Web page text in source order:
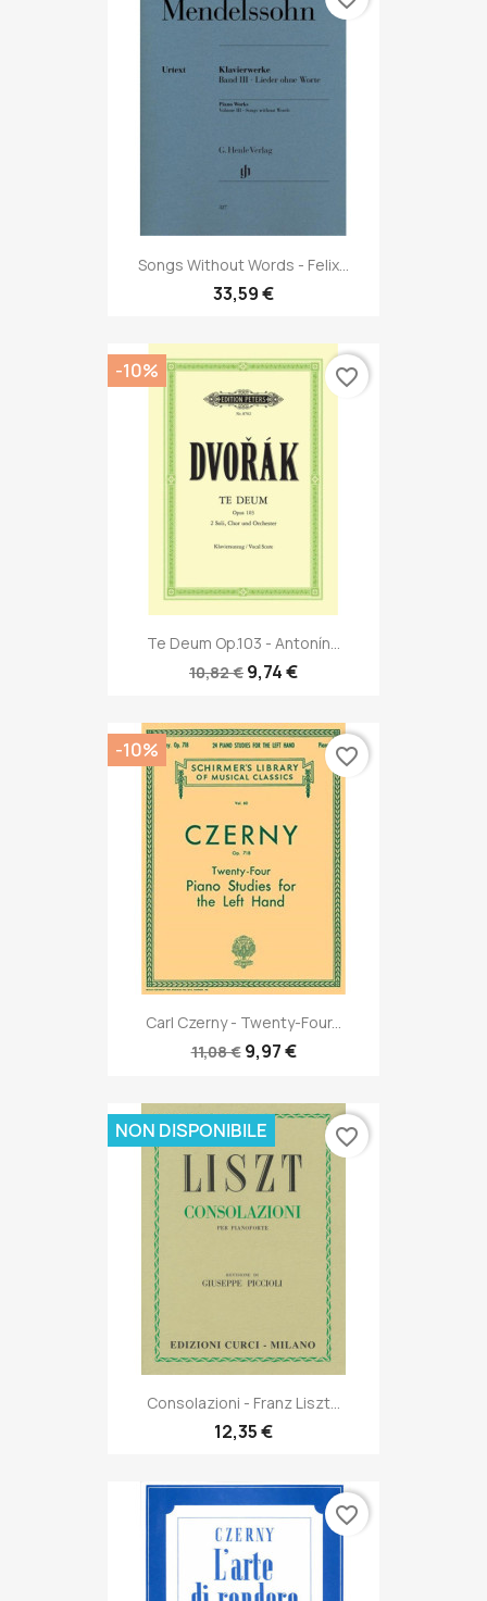
Songs Without Words - Felix...
33,59 €
Te Deum Op.103 - Antonín...
10,82 € 9,74 €
-10% favorite_border
Carl Czerny - Twenty-Four...
11,08 € 9,97 €
-10% favorite_border
Consolazioni - Franz Liszt...
12,35 €
NON DISPONIBILE favorite_border
favorite_border